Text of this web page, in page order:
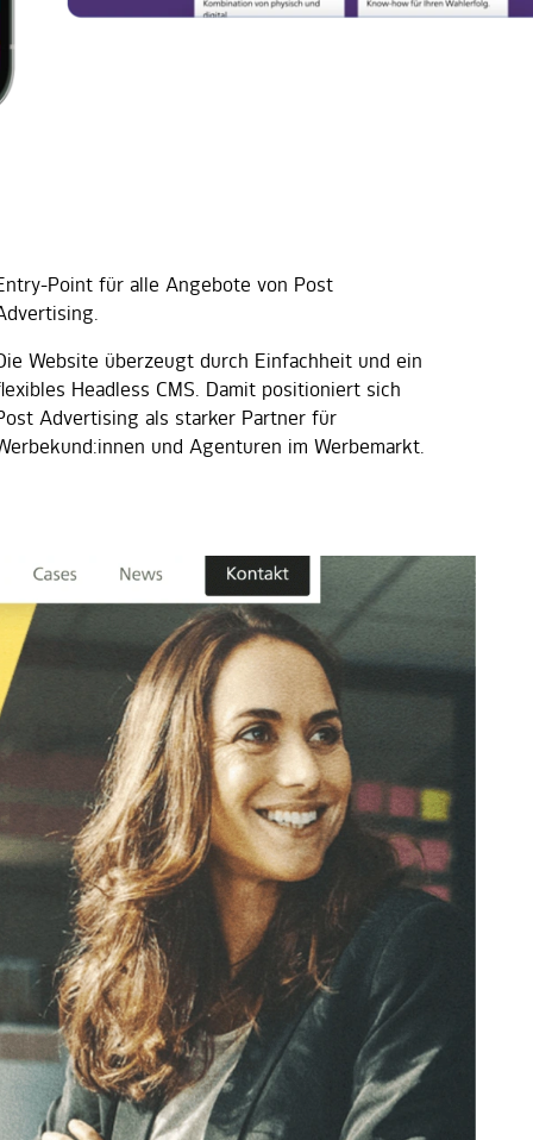
Point für alle Angebote von Post
Website überzeugt durch Einfachheit und ein
Headless CMS. Damit positioniert sich
Advertising als starker Partner für
und Agenturen im Werbemarkt.​